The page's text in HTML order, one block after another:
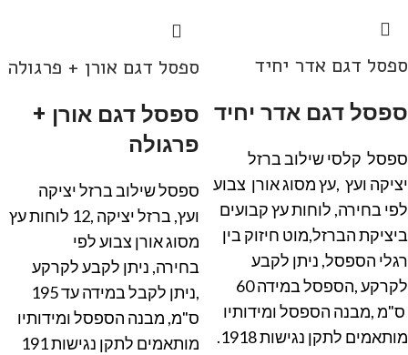
ספסל דגם אדר יחיד
ספסל דגם אדר יחיד
ספסל קלסי שילוב ברזל
יציקה ועץ ,עץ מסוג אורן צבוע
לפי בחירה, לוחות עץ קבועים
ביציקת הברזל,מוט חיזוק בין
רגלי הספסל, ניתן לקבע
לקרקע ,
הספסל במידה 60
ס"מ ,מבנה הספסל ומידותיו
מותאמים לתקן נגישות 1918.
ספסל דגם אורן + פרגולה
ספסל דגם אורן +
פרגולה
ספסל שילוב ברזל יציקה
ועץ, ברזל יציקה ,
12 לוחות עץ
מסוג אורן צבוע לפי
בחירה, ניתן לקבע לקרקע
,ניתן לקבל במידה עד 195
ס"מ, מבנה הספסל ומידותיו
מותאמים לתקן נגישות 191